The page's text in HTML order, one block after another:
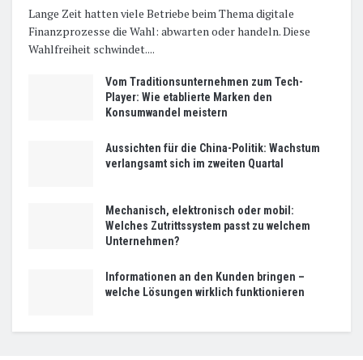
Lange Zeit hatten viele Betriebe beim Thema digitale
Finanzprozesse die Wahl: abwarten oder handeln. Diese
Wahlfreiheit schwindet....
Vom Traditionsunternehmen zum Tech-
Player: Wie etablierte Marken den
Konsumwandel meistern
Aussichten für die China-Politik: Wachstum
verlangsamt sich im zweiten Quartal
Mechanisch, elektronisch oder mobil:
Welches Zutrittssystem passt zu welchem
Unternehmen?
Informationen an den Kunden bringen –
welche Lösungen wirklich funktionieren